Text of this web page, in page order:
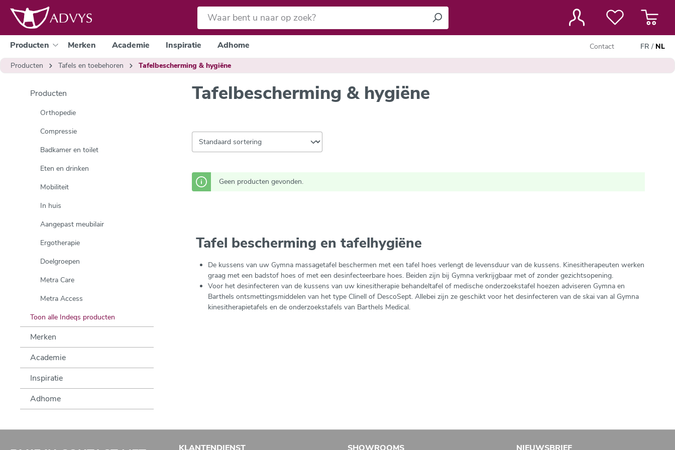
zoekopdracht Ga naar de hoofdnavigatie
Producten Merken Academie Inspiratie Adhome Contact FR / NL
Producten
Tafels en toebehoren Tafelbescherming & hygiëne
Producten
Orthopedie
Compressie
Badkamer en toilet
Eten en drinken
Mobiliteit
In huis
Aangepast meubilair
Ergotherapie
Doelgroepen
Metra Care
Metra Access
Toon alle Indeqs producten
Merken
Academie
Inspiratie
Adhome
Tafelbescherming & hygiëne
Geen producten gevonden.
Tafel bescherming en tafelhygiëne
De kussens van uw Gymna massagetafel beschermen met een tafel hoes verlengt de levensduur van de kussens. Kinesitherapeuten werken
graag met een badstof hoes of met een desinfecteerbare hoes. Beiden zijn bij Gymna verkrijgbaar met of zonder gezichtsopening.
Voor het desinfecteren van de kussens van uw kinesitherapie behandeltafel of medische onderzoekstafel hoezen adviseren Gymna en
Barthels ontsmettingsmiddelen van het type Clinell of DescoSept. Allebei zijn ze geschikt voor het desinfecteren van de skai van al Gymna
kinesitherapietafels en de onderzoekstafels van Barthels Medical.